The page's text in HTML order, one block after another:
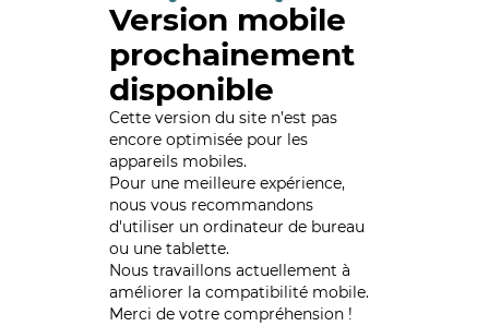
Version mobile
prochainement
disponible
Cette version du site n’est pas
encore optimisée pour les
appareils mobiles.
Pour une meilleure expérience,
nous vous recommandons
d'utiliser un ordinateur de bureau
ou une tablette.
Nous travaillons actuellement à
améliorer la compatibilité mobile.
Merci de votre compréhension !